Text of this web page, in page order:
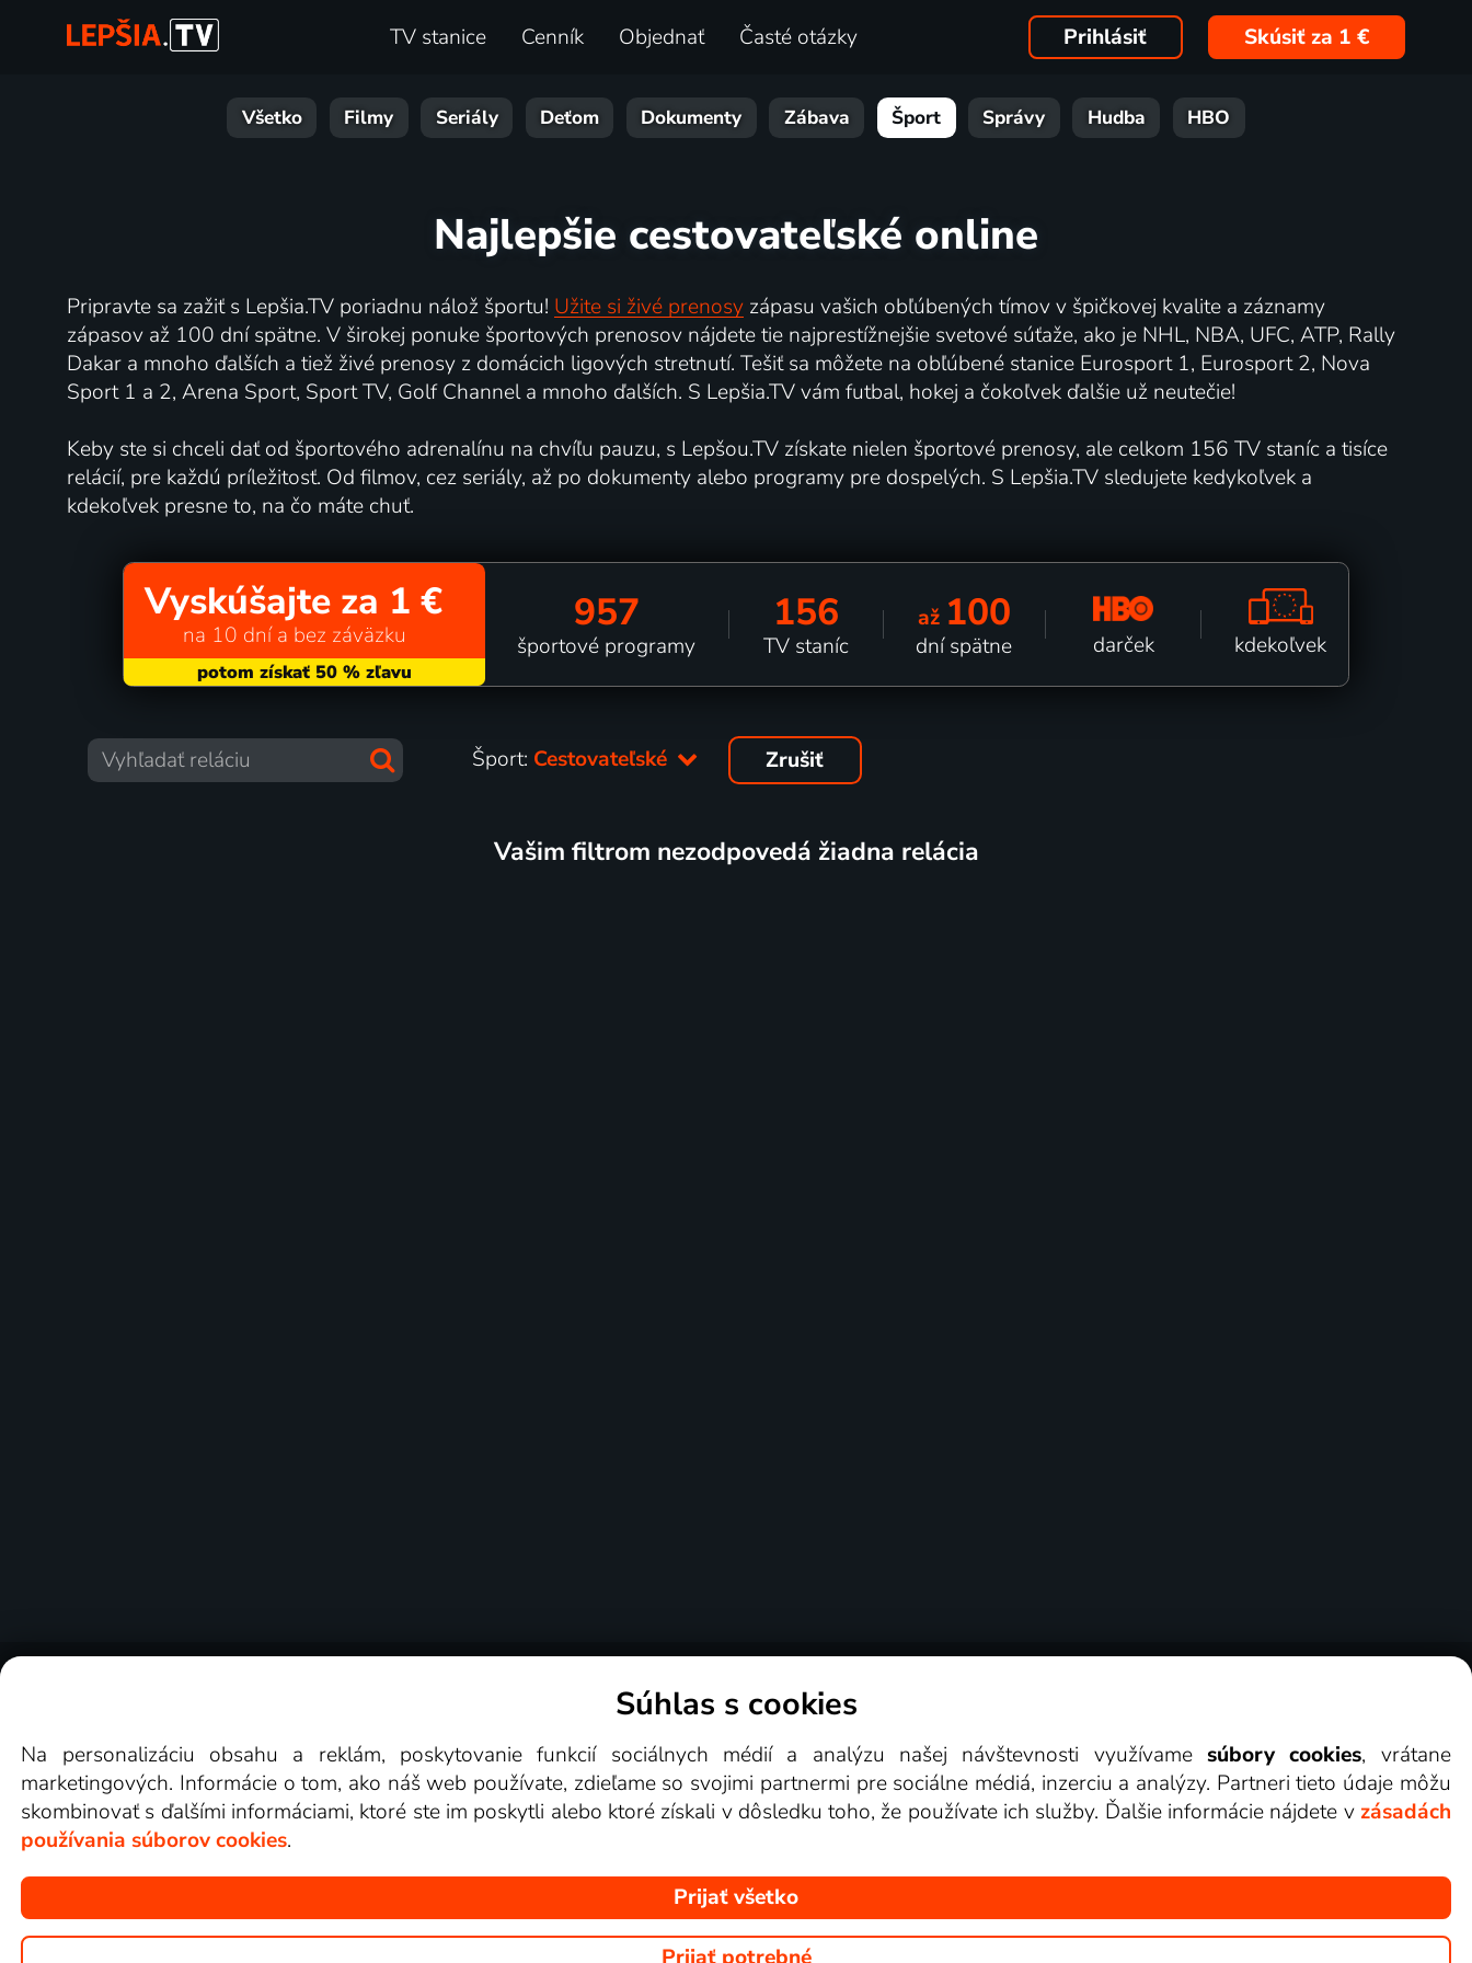
TV stanice Cenník Objednať Časté otázky Prihlásiť Skúsiť za 1 €
Všetko Filmy Seriály Deťom Dokumenty Zábava Šport Správy Hudba HBO
Najlepšie cestovateľské online
Pripravte sa zažiť s Lepšia.TV poriadnu nálož športu! Užite si živé prenosyzápasu vašich obľúbených tímov v špičkovej kvalite a záznamy
zápasov až 100 dní spätne. V širokej ponuke športových prenosov nájdete tie najprestížnejšie svetové súťaže, ako je NHL, NBA, UFC, ATP, Rally
Dakar a mnoho ďalších a tiež živé prenosy z domácich ligových stretnutí. Tešiť sa môžete na obľúbené stanice Eurosport 1, Eurosport 2, Nova
Sport 1 a 2, Arena Sport, Sport TV, Golf Channel a mnoho ďalších. S Lepšia.TV vám futbal, hokej a čokoľvek ďalšie už neutečie!
Keby ste si chceli dať od športového adrenalínu na chvíľu pauzu, s Lepšou.TV získate nielen športové prenosy, ale celkom 156 TV staníc a tisíce
relácií, pre každú príležitosť. Od filmov, cez seriály, až po dokumenty alebo programy pre dospelých. S Lepšia.TV sledujete kedykoľvek a
kdekoľvek presne to, na čo máte chuť.
Vyskúšajte za 1 €
na 10 dní a bez záväzku 957
športové programy
156
TV staníc
až 100
dní spätne darček kdekoľvek
Šport: Cestovateľské Zrušiť
Vašim filtrom nezodpovedá žiadna relácia
Videotéka
Súhlas s cookies
Na personalizáciu obsahu a reklám, poskytovanie funkcií sociálnych médií a analýzu našej návštevnosti využívamesúbory cookies, vrátane
marketingových. Informácie o tom, ako náš web používate, zdieľame so svojimi partnermi pre sociálne médiá, inzerciu a analýzy. Partneri tieto údaje môžu
skombinovať s ďalšími informáciami, ktoré ste im poskytli alebo ktoré získali v dôsledku toho, že používate ich služby. Ďalšie informácie nájdete v zásadách
používania súborov cookies.
Prijať všetko